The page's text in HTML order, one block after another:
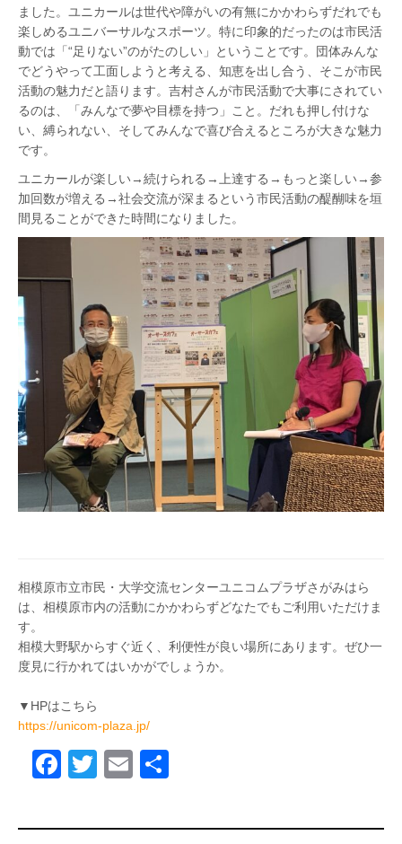
ました。ユニカールは世代や障がいの有無にかかわらずだれでも
楽しめるユニバーサルなスポーツ。特に印象的だったのは市民活
動では「“足りない”のがたのしい」ということです。団体みんな
でどうやって工面しようと考える、知恵を出し合う、そこが市民
活動の魅力だと語ります。吉村さんが市民活動で大事にされてい
るのは、「みんなで夢や目標を持つ」こと。だれも押し付けな
い、縛られない、そしてみんなで喜び合えるところが大きな魅力
です。
ユニカールが楽しい→続けられる→上達する→もっと楽しい→参
加回数が増える→社会交流が深まるという市民活動の醍醐味を垣
間見ることができた時間になりました。
相模原市立市民・大学交流センターユニコムプラザさがみはら
は、相模原市内の活動にかかわらずどなたでもご利用いただけま
す。
相模大野駅からすぐ近く、利便性が良い場所にあります。ぜひ一
度見に行かれてはいかがでしょうか。
▼HPはこちら
https://unicom-plaza.jp/
F
c
T
tt
E
ail